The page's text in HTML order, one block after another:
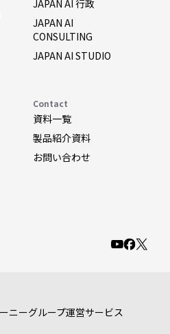
JAPAN AI 行政
JAPAN AI
CONSULTING
JAPAN AI STUDIO
Contact
資料一覧
製品紹介資料
お問い合わせ
ニーグループ運営サービス